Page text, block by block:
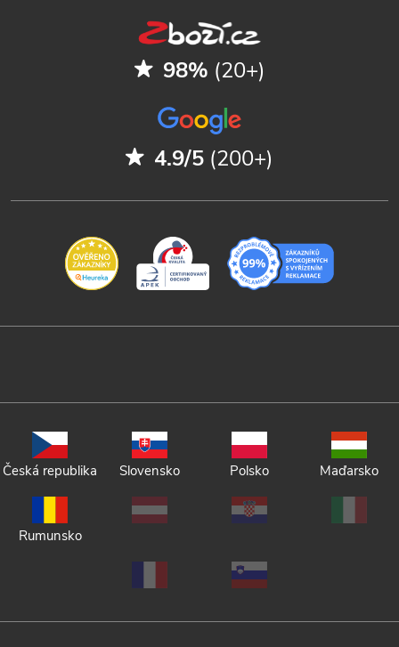
98% (20+)
4.9/5 (200+)
Česká republika Slovensko Polsko Maďarsko
Rumunsko